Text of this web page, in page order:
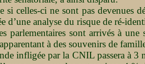
si celles-ci ne sont pas
d’une analyse du risque de ré-
parlementaires sont arrivés à
à des souvenirs de
infligée par la CNIL passera à